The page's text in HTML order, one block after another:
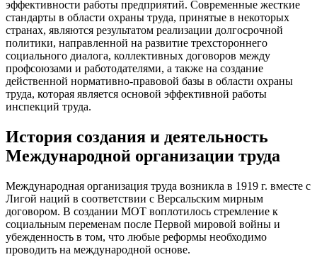
эффективности работы предприятий. Современные жесткие
стандарты в области охраны труда, принятые в некоторых
странах, являются результатом реализации долгосрочной
политики, направленной на развитие трехстороннего
социального диалога, коллективных договоров между
профсоюзами и работодателями, а также на создание
действенной нормативно-правовой базы в области охраны
труда, которая является основой эффективной работы
инспекций труда.
История создания и деятельность
Международной организации труда
Международная организация труда возникла в 1919 г. вместе с
Лигой наций в соответствии с Версальским мирным
договором. В создании МОТ воплотилось стремление к
социальным переменам после Первой мировой войны и
убежденность в том, что любые реформы необходимо
проводить на международной основе.